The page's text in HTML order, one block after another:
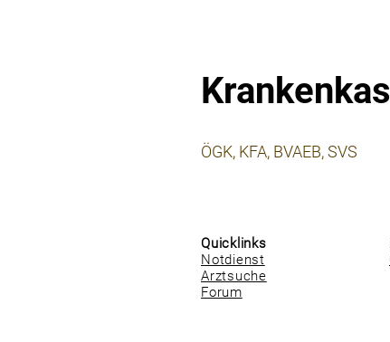
ÖGK, KFA, BVAEB, SVS
Quicklinks
Notdienst
Arztsuche
Forum